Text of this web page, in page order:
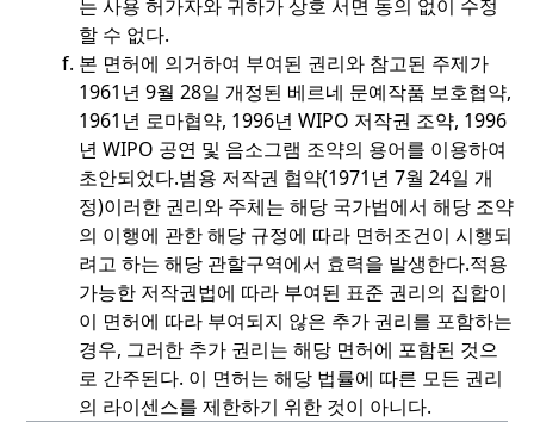
는 사용 허가자와 귀하가 상호 서면 동의 없이 수정
할 수 없다.
본 면허에 의거하여 부여된 권리와 참고된 주제가
1961년 9월 28일 개정된 베르네 문예작품 보호협약,
1961년 로마협약, 1996년 WIPO 저작권 조약, 1996
년 WIPO 공연 및 음소그램 조약의 용어를 이용하여
초안되었다.범용 저작권 협약(1971년 7월 24일 개
정)이러한 권리와 주체는 해당 국가법에서 해당 조약
의 이행에 관한 해당 규정에 따라 면허조건이 시행되
려고 하는 해당 관할구역에서 효력을 발생한다.적용
가능한 저작권법에 따라 부여된 표준 권리의 집합이
이 면허에 따라 부여되지 않은 추가 권리를 포함하는
경우, 그러한 추가 권리는 해당 면허에 포함된 것으
로 간주된다. 이 면허는 해당 법률에 따른 모든 권리
의 라이센스를 제한하기 위한 것이 아니다.